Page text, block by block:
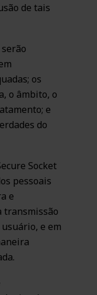
de tais
os
o âmbito, o
e
do
Socket
pessoais
e
transmissão
e em